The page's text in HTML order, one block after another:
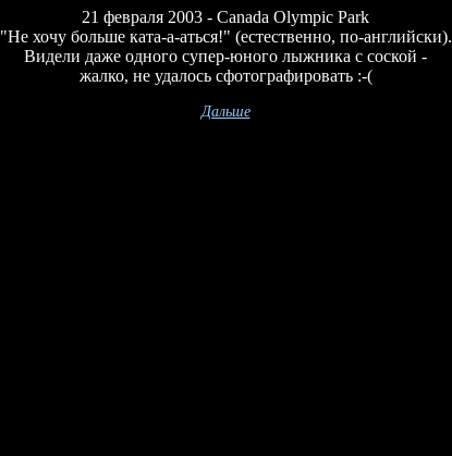
21 февраля 2003 - Canada Olympic Park
"Не хочу больше ката-а-аться!" (естественно, по-английски).
Видели даже одного супер-юного лыжника с соской -
жалко, не удалось сфотографировать :-(
Дальше